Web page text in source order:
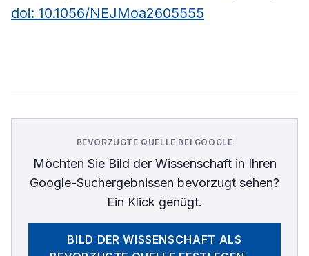
doi: 10.1056/NEJMoa2605555
BEVORZUGTE QUELLE BEI GOOGLE
Möchten Sie Bild der Wissenschaftin Ihren
Google-Suchergebnissen bevorzugt sehen?
Ein Klick genügt.
BILD DER WISSENSCHAFT ALS